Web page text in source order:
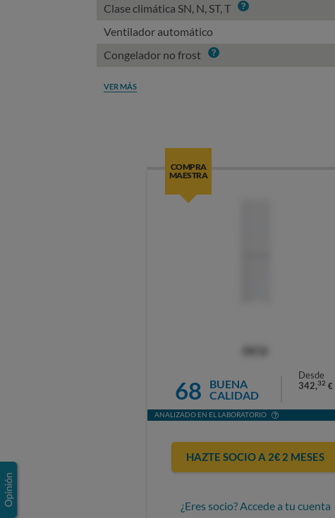
Clase climática SN, N, ST, T Info
Ventilador automático
Congelador no frost Info
VER MÁS
COMPRA
MAESTRA
68
BUENA
CALIDAD
Desde
342,32 €
ANALIZADO EN EL LABORATORIO
HAZTE SOCIO A 2€ 2 MESES
¿Eres socio? Accede a tu cuenta